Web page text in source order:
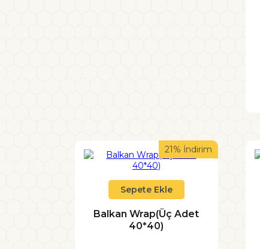
21% İndirim
Sepete Ekle
Balkan Wrap(Üç Adet
40*40)